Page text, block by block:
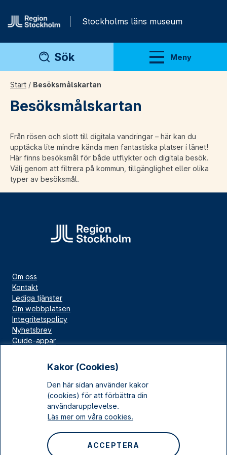
Kakor (Cookies)
Den här sidan använder kakor
(cookies) för att förbättra din
användarupplevelse.
Läs mer om våra cookies.
ACCEPTERA
Stockholms läns museum
Sök Meny
Visa meny
Start / Besöksmålskartan
Besöksmålskartan
Från rösen och slott till digitala vandringar – här kan du
upptäcka lite mindre kända men fantastiska platser i länet!
Här finns besöksmål för både utflykter och digitala besök.
Välj genom att filtrera på kommun, tillgänglighet eller olika
typer av besöksmål.
Om oss
Kontakt
Lediga tjänster
Om webbplatsen
Integritetspolicy
Nyhetsbrev
Guide-appar
Kulturarv Stockholm
Sociala medier
Instagram
LinkedIn